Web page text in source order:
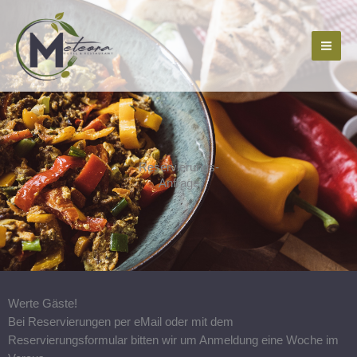
Inhalt
springen
Reservierungs-
Anfrage
Werte Gäste!
Bei Reservierungen per eMail oder mit dem
Reservierungsformular bitten wir um Anmeldung eine Woche im